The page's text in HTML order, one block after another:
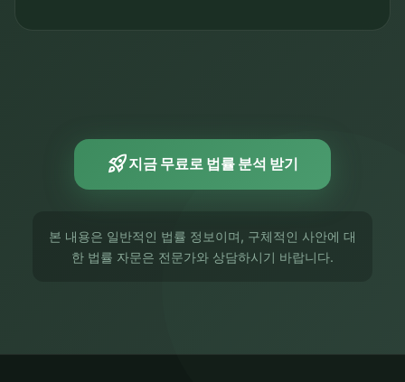
rocket_launch지금 무료로 법률 분석 받기
본 내용은 일반적인 법률 정보이며, 구체적인 사안에 대
한 법률 자문은 전문가와 상담하시기 바랍니다.